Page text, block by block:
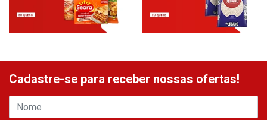
Cadastre-se para receber nossas ofertas!